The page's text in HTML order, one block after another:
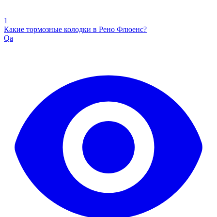
1
Какие тормозные колодки в Рено Флюенс?
Qa